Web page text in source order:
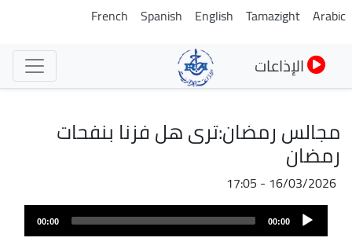
تجاوز
Arabic
Tamazight
English
Spanish
French
الإذاعات
مجالس رمضان:ترى هل فزنا بنفحات
رمضان
16/03/2026 - 17:05
ملف
الصوت
Audio
Player
00:00
00:00